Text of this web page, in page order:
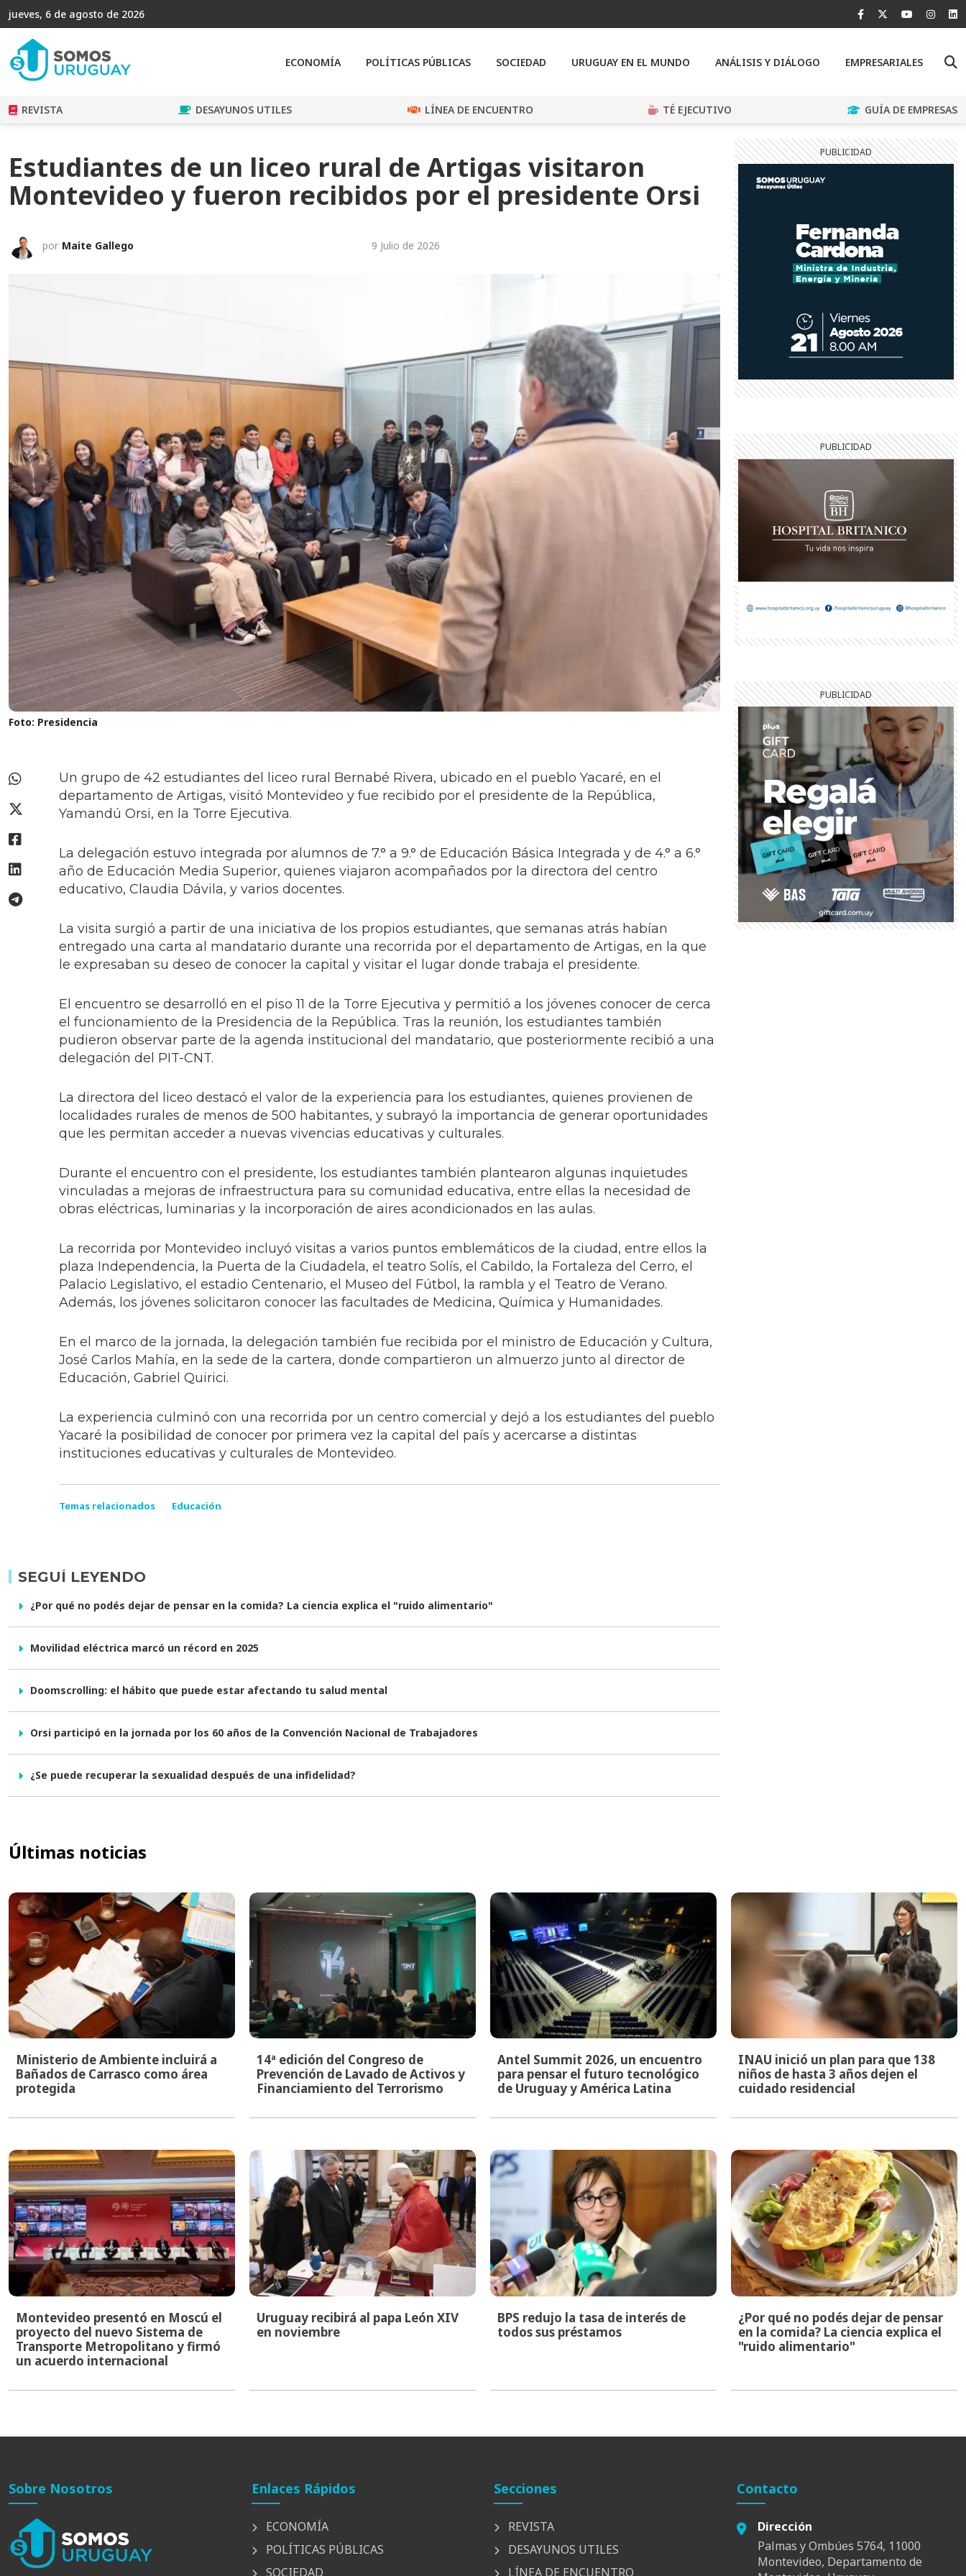
jueves, 6 de agosto de 2026
ECONOMÍA POLÍTICAS PÚBLICAS SOCIEDAD URUGUAY EN EL MUNDO ANÁLISIS Y DIÁLOGO EMPRESARIALES
REVISTA DESAYUNOS UTILES LÍNEA DE ENCUENTRO TÉ EJECUTIVO GUÍA DE EMPRESAS
Estudiantes de un liceo rural de Artigas visitaron
Montevideo y fueron recibidos por el presidente Orsi
por Maite Gallego 9 Julio de 2026
Foto: Presidencia
Un grupo de 42 estudiantes del liceo rural Bernabé Rivera, ubicado en el pueblo Yacaré, en el
departamento de Artigas, visitó Montevideo y fue recibido por el presidente de la República,
Yamandú Orsi, en la Torre Ejecutiva.
La delegación estuvo integrada por alumnos de 7.° a 9.° de Educación Básica Integrada y de 4.° a 6.°
año de Educación Media Superior, quienes viajaron acompañados por la directora del centro
educativo, Claudia Dávila, y varios docentes.
La visita surgió a partir de una iniciativa de los propios estudiantes, que semanas atrás habían
entregado una carta al mandatario durante una recorrida por el departamento de Artigas, en la que
le expresaban su deseo de conocer la capital y visitar el lugar donde trabaja el presidente.
El encuentro se desarrolló en el piso 11 de la Torre Ejecutiva y permitió a los jóvenes conocer de cerca
el funcionamiento de la Presidencia de la República. Tras la reunión, los estudiantes también
pudieron observar parte de la agenda institucional del mandatario, que posteriormente recibió a una
delegación del PIT-CNT.
La directora del liceo destacó el valor de la experiencia para los estudiantes, quienes provienen de
localidades rurales de menos de 500 habitantes, y subrayó la importancia de generar oportunidades
que les permitan acceder a nuevas vivencias educativas y culturales.
Durante el encuentro con el presidente, los estudiantes también plantearon algunas inquietudes
vinculadas a mejoras de infraestructura para su comunidad educativa, entre ellas la necesidad de
obras eléctricas, luminarias y la incorporación de aires acondicionados en las aulas.
La recorrida por Montevideo incluyó visitas a varios puntos emblemáticos de la ciudad, entre ellos la
plaza Independencia, la Puerta de la Ciudadela, el teatro Solís, el Cabildo, la Fortaleza del Cerro, el
Palacio Legislativo, el estadio Centenario, el Museo del Fútbol, la rambla y el Teatro de Verano.
Además, los jóvenes solicitaron conocer las facultades de Medicina, Química y Humanidades.
En el marco de la jornada, la delegación también fue recibida por el ministro de Educación y Cultura,
José Carlos Mahía, en la sede de la cartera, donde compartieron un almuerzo junto al director de
Educación, Gabriel Quirici.
La experiencia culminó con una recorrida por un centro comercial y dejó a los estudiantes del pueblo
Yacaré la posibilidad de conocer por primera vez la capital del país y acercarse a distintas
instituciones educativas y culturales de Montevideo.
Temas relacionados Educación
SEGUÍ LEYENDO
¿Por qué no podés dejar de pensar en la comida? La ciencia explica el "ruido alimentario"
Movilidad eléctrica marcó un récord en 2025
Doomscrolling: el hábito que puede estar afectando tu salud mental
Orsi participó en la jornada por los 60 años de la Convención Nacional de Trabajadores
¿Se puede recuperar la sexualidad después de una infidelidad?
Últimas noticias
Ministerio de Ambiente incluirá a
Bañados de Carrasco como área
protegida
14ª edición del Congreso de
Prevención de Lavado de Activos y
Financiamiento del Terrorismo
Antel Summit 2026, un encuentro
para pensar el futuro tecnológico
de Uruguay y América Latina
INAU inició un plan para que 138
niños de hasta 3 años dejen el
cuidado residencial
Montevideo presentó en Moscú el
proyecto del nuevo Sistema de
Transporte Metropolitano y firmó
un acuerdo internacional
Uruguay recibirá al papa León XIV
en noviembre
BPS redujo la tasa de interés de
todos sus préstamos
¿Por qué no podés dejar de pensar
en la comida? La ciencia explica el
"ruido alimentario"
Sobre Nosotros Enlaces Rápidos
ECONOMÍA
POLÍTICAS PÚBLICAS
SOCIEDAD
Secciones
REVISTA
DESAYUNOS UTILES
LÍNEA DE ENCUENTRO
Contacto
Dirección
Palmas y Ombúes 5764, 11000
Montevideo, Departamento de